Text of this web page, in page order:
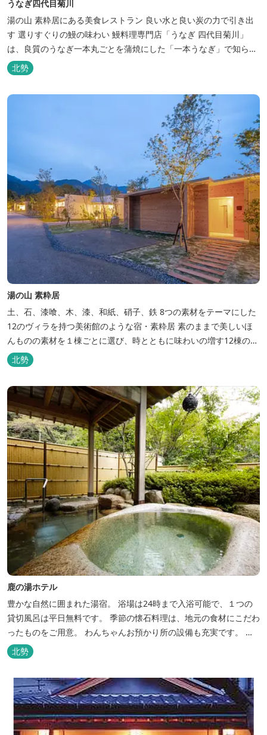
うなぎ四代目菊川
湯の山 素粋居にある美食レストラン 良い水と良い炭の力で引き出
す 選りすぐりの鰻の味わい 鰻料理専門店「うなぎ 四代目菊川」
は、良質のうなぎ一本丸ごとを蒲焼にした「一本うなぎ」で知られ
ます。大きさも太さも極上の鰻を厳選し、皮をパリッと焼き上げて
も身質がフワッとやわらかい、贅沢な食感を実現。 鮮度抜群の鰻を
北勢
湯の山 素粋居
土、石、漆喰、木、漆、和紙、硝子、鉄 8つの素材をテーマにした
12のヴィラを持つ美術館のような宿・素粋居 素のままで美しいほ
んものの素材を１棟ごとに選び、時とともに味わいの増す12棟のヴ
ィラをつくりました。現代美術・工芸・古美術・アンティークをし
つらえた空間は、 とびきり居心地が良い美術館のよう。次はあのヴ
ィラで素材とアートに触れたい。 そんな滞在の楽しみが広がりま
す。 「そ...
北勢
鹿の湯ホテル
豊かな自然に囲まれた湯宿。 浴場は24時まで入浴可能で、１つの
貸切風呂は平日無料です。 季節の懐石料理は、地元の食材にこだわ
ったものをご用意。 わんちゃんお預かり所の設備も充実です。 女
将手作りのお酢とカモシカソフトが人気です。 お食事処と大浴場の
脱衣所に最新の高機能換気設備を導入いたしました。
北勢